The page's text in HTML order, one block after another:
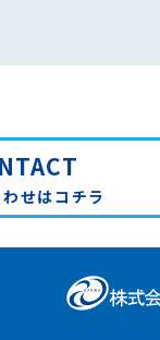
せはコチラ